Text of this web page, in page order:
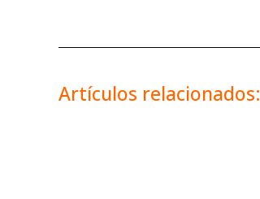
Artículos relacionados: